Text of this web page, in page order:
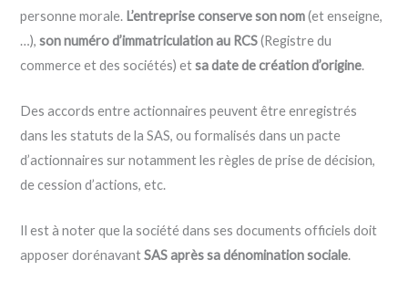
personne morale. L’entreprise conserve son nom(et enseigne,
…),son numéro d’immatriculation au RCS(Registre du
commerce et des sociétés) etsa date de création d’origine.
Des accords entre actionnaires peuvent être enregistrés
dans les statuts de la SAS, ou formalisés dans un pacte
d’actionnaires sur notamment les règles de prise de décision,
de cession d’actions, etc.
Il est à noter que la société dans ses documents officiels doit
apposer dorénavantSAS après sa dénomination sociale.